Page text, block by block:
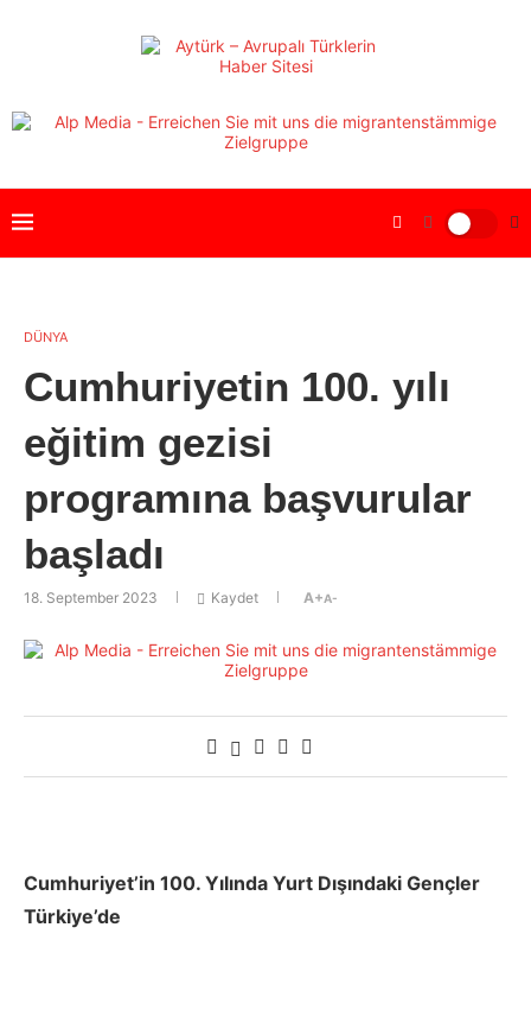
DÜNYA
Cumhuriyetin 100. yılı
eğitim gezisi
programına başvurular
başladı
18. September 2023 Kaydet A+A-
Cumhuriyet’in 100. Yılında Yurt Dışındaki Gençler
Türkiye’de